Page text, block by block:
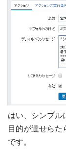
はい、シンプル
目的が達せら
です。